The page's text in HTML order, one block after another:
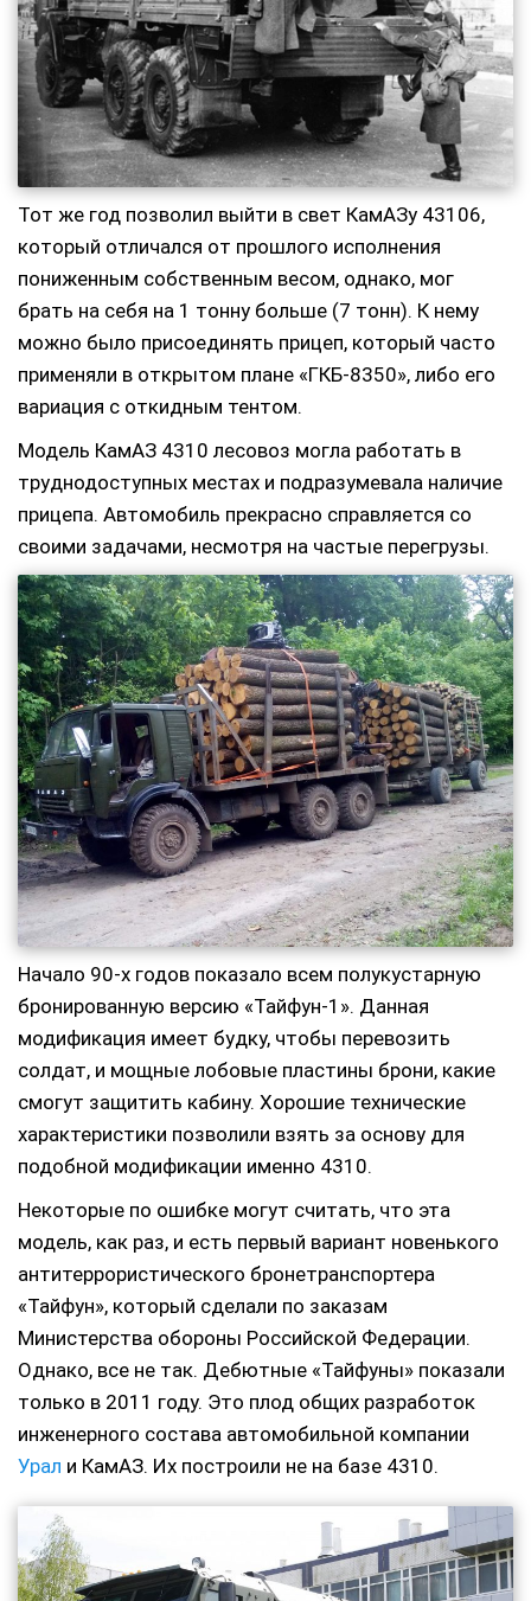
Тот же год позволил выйти в свет КамАЗу 43106,
который отличался от прошлого исполнения
пониженным собственным весом, однако, мог
брать на себя на 1 тонну больше (7 тонн). К нему
можно было присоединять прицеп, который часто
применяли в открытом плане «ГКБ-8350», либо его
вариация с откидным тентом.
Модель КамАЗ 4310 лесовоз могла работать в
труднодоступных местах и подразумевала наличие
прицепа. Автомобиль прекрасно справляется со
своими задачами, несмотря на частые перегрузы.
Начало 90-х годов показало всем полукустарную
бронированную версию «Тайфун-1». Данная
модификация имеет будку, чтобы перевозить
солдат, и мощные лобовые пластины брони, какие
смогут защитить кабину. Хорошие технические
характеристики позволили взять за основу для
подобной модификации именно 4310.
Некоторые по ошибке могут считать, что эта
модель, как раз, и есть первый вариант новенького
антитеррористического бронетранспортера
«Тайфун», который сделали по заказам
Министерства обороны Российской Федерации.
Однако, все не так. Дебютные «Тайфуны» показали
только в 2011 году. Это плод общих разработок
инженерного состава автомобильной компании
Урал и КамАЗ. Их построили не на базе 4310.